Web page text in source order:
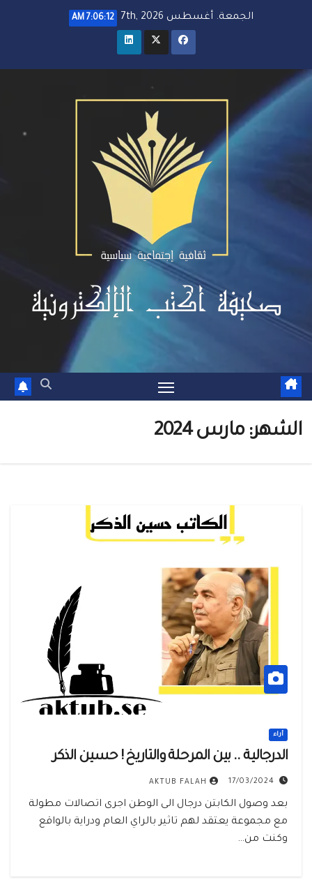
الجمعة. أغسطس 7th, 2026 7:06:12 AM
الشهر:مارس 2024
أراء
الدرجالية .. بين المرحلة والتاريخ ! حسين الذكر
17/03/2024
AKTUB FALAH
بعد وصول الكابتن درجال الى الوطن اجرى اتصالات مطولة
مع مجموعة يعتقد لهم تاثير بالراي العام ودراية بالواقع
وكنت من…